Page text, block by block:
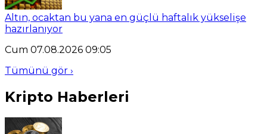
Altın, ocaktan bu yana en güçlü haftalık yükselişe
hazırlanıyor
Cum 07.08.2026 09:05
Tümünü gör ›
Kripto Haberleri